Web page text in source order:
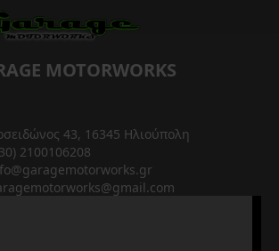
MOTORWORKS
43, 16345 Ηλιούπολη
2100106208